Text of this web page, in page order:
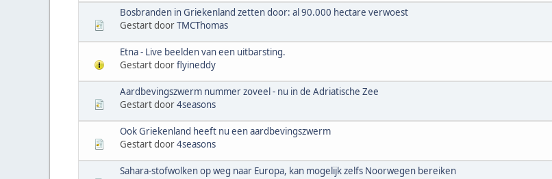
Bosbranden in Griekenland zetten door: al 90.000 hectare verwoest
Gestart doorTMCThomas
Etna - Live beelden van een uitbarsting.
Gestart doorflyineddy
Aardbevingszwerm nummer zoveel - nu in de Adriatische Zee
Gestart door4seasons
Ook Griekenland heeft nu een aardbevingszwerm
Gestart door4seasons
Sahara-stofwolken op weg naar Europa, kan mogelijk zelfs Noorwegen bereiken